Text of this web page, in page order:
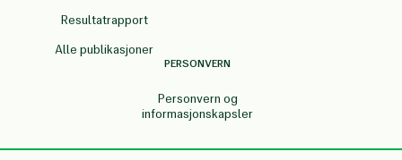
Resultatrapport
Alle publikasjoner
PERSONVERN
Personvern og
informasjonskapsler